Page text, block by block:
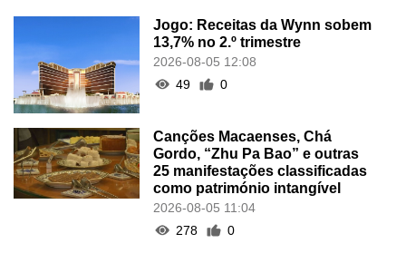
Jogo: Receitas da Wynn sobem
13,7% no 2.º trimestre
2026-08-05 12:08
49
0
Canções Macaenses, Chá
Gordo, “Zhu Pa Bao” e outras
25 manifestações classificadas
como património intangível
2026-08-05 11:04
278
0